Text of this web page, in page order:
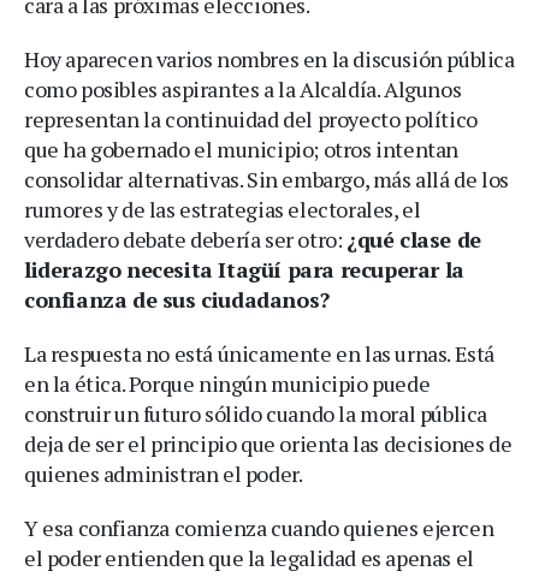
Hoy aparecen varios nombres en la discusión pública
como posibles aspirantes a la Alcaldía. Algunos
representan la continuidad del proyecto político
que ha gobernado el municipio; otros intentan
consolidar alternativas. Sin embargo, más allá de los
rumores y de las estrategias electorales, el
verdadero debate debería ser otro: ¿qué clase de
liderazgo necesita Itagüí para recuperar la
confianza de sus ciudadanos?
La respuesta no está únicamente en las urnas. Está
en la ética. Porque ningún municipio puede
construir un futuro sólido cuando la moral pública
deja de ser el principio que orienta las decisiones de
quienes administran el poder.
Y esa confianza comienza cuando quienes ejercen
el poder entienden que la legalidad es apenas el